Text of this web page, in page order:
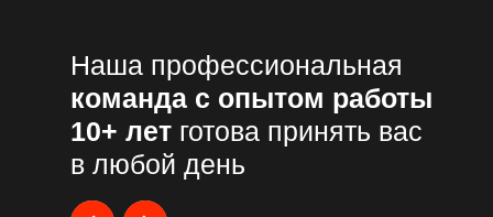
Наша профессиональная
команда с опытом работы
10+ лет готова принять вас
в любой день